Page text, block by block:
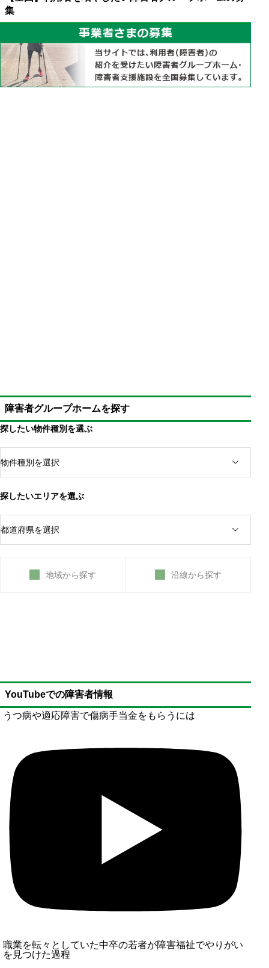
集
障害者グループホームを探す
探したい物件種別を選ぶ
探したいエリアを選ぶ
地域から探す 沿線から探す
YouTubeでの障害者情報
うつ病や適応障害で傷病手当金をもらうには
職業を転々としていた中卒の若者が障害福祉でやりがい
を見つけた過程
障害年金に加えてお金を得る
生活保護では使えるお金が増える
障害年金を利用して障害者グループホームに住む